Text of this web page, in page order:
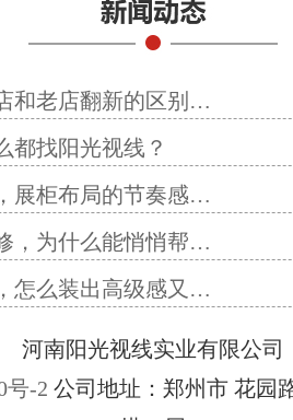
和老店翻新的区别…
都找阳光视线？
展柜布局的节奏感…
，为什么能悄悄帮…
怎么装出高级感又…
河南阳光视线实业有限公司
号-2 公司地址：郑州市 花园